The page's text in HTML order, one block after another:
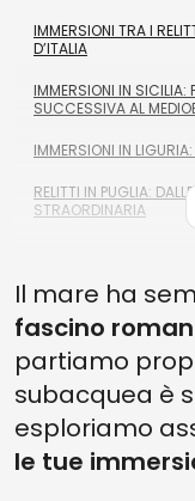
IMMERSIONI TRA I
D’ITALIA
IMMERSIONI IN SICILIA:
SUCCESSIVA AL
IMMERSIONI IN
RELITTI IN PUGLIA:
STRAORDINARIA
Il mare ha
fascino
partiamo
subacquea è
esploriamo
le tue